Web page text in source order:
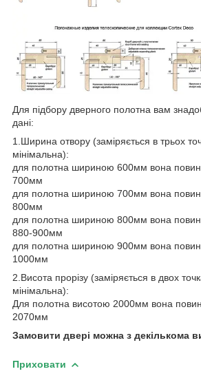
Для підбору дверного полотна вам
дані:
1.Ширина отвору (заміряється в трьох
мінімальна):
для полотна шириною 600мм вона
700мм
для полотна шириною 700мм вона
800мм
для полотна шириною 800мм вона
880-900мм
для полотна шириною 900мм вона
1000мм
2.Висота прорізу (заміряється в двох
мінімальна):
Для полотна висотою 2000мм вона
2070мм
Замовити двері можна з декількома
Приховати